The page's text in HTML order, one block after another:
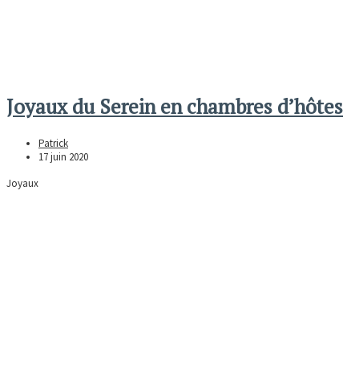
Joyaux du Serein en chambres d’hôtes
Patrick
17 juin 2020
Joyaux